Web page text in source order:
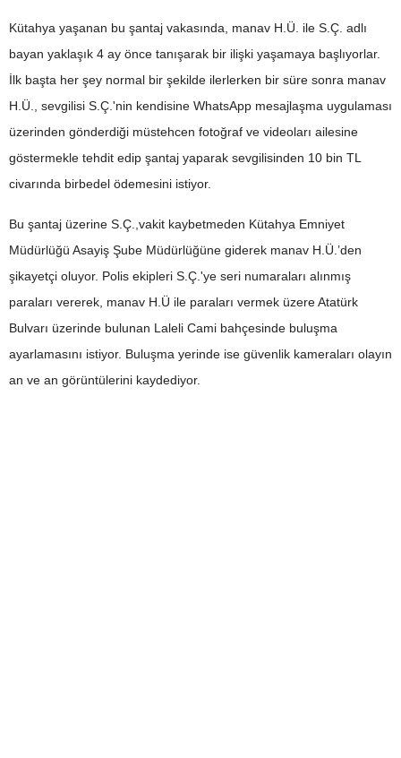
Kütahya yaşanan bu şantaj vakasında, manav H.Ü. ile S.Ç. adlı
bayan yaklaşık 4 ay önce tanışarak bir ilişki yaşamaya başlıyorlar.
İlk başta her şey normal bir şekilde ilerlerken bir süre sonra manav
H.Ü., sevgilisi S.Ç.'nin kendisine WhatsApp mesajlaşma uygulaması
üzerinden gönderdiği müstehcen fotoğraf ve videoları ailesine
göstermekle tehdit edip şantaj yaparak sevgilisinden 10 bin TL
civarında birbedel ödemesini istiyor.
Bu şantaj üzerine S.Ç.,vakit kaybetmeden Kütahya Emniyet
Müdürlüğü Asayiş Şube Müdürlüğüne giderek manav H.Ü.’den
şikayetçi oluyor. Polis ekipleri S.Ç.'ye seri numaraları alınmış
paraları vererek, manav H.Ü ile paraları vermek üzere Atatürk
Bulvarı üzerinde bulunan Laleli Cami bahçesinde buluşma
ayarlamasını istiyor. Buluşma yerinde ise güvenlik kameraları olayın
an ve an görüntülerini kaydediyor.